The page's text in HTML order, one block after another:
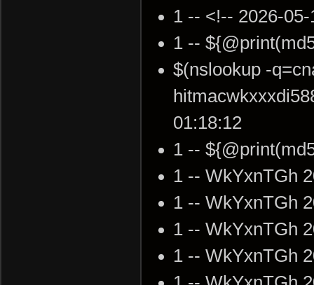
1 -- <!-- 2026-
1 --
$(nslookup -
01:18:12
1 --
1 -- WkYxnTGh
1 -- WkYxnTGh
1 -- WkYxnTGh
1 -- WkYxnTGh